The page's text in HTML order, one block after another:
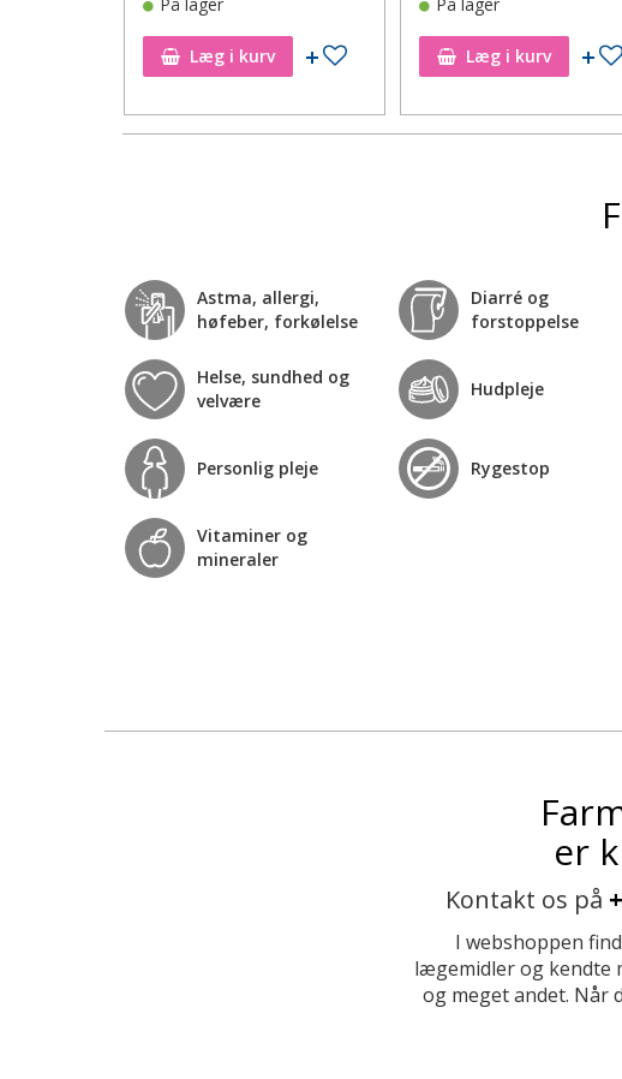
Tilføj til ønskeseddelLæg i kurv Tilføj til ønskeseddelLæg i kurv
Astma, allergi,
høfeber, forkølelse
Diarré og
forstoppelse
Helse, sundhed og
velvære
Hudpleje
Personlig pleje Rygestop
Vitaminer og
mineraler
er
Kontakt os på
I webshoppen
lægemidler og kendte
og meget andet. Når